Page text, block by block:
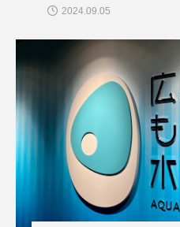
ミナミハタンポ
ミンククジラ
メカジキ メガロドン
メコン川 メゴチ
メバル メンダコ
モノノケトンガリサカタザメ
2024.09.05